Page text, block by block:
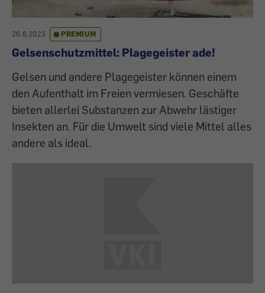
26.6.2023 PREMIUM
Gelsenschutzmittel: Plagegeister ade!
Gelsen und andere Plagegeister können einem
den Aufenthalt im Freien vermiesen. Geschäfte
bieten allerlei Substanzen zur Abwehr lästiger
Insekten an. Für die Umwelt sind viele Mittel alles
andere als ideal.